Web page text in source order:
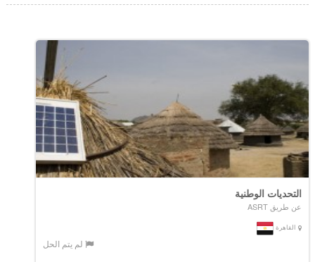
التحديات الوطنية
عن طريق ASRT
القاهرة
لم يتم الحل